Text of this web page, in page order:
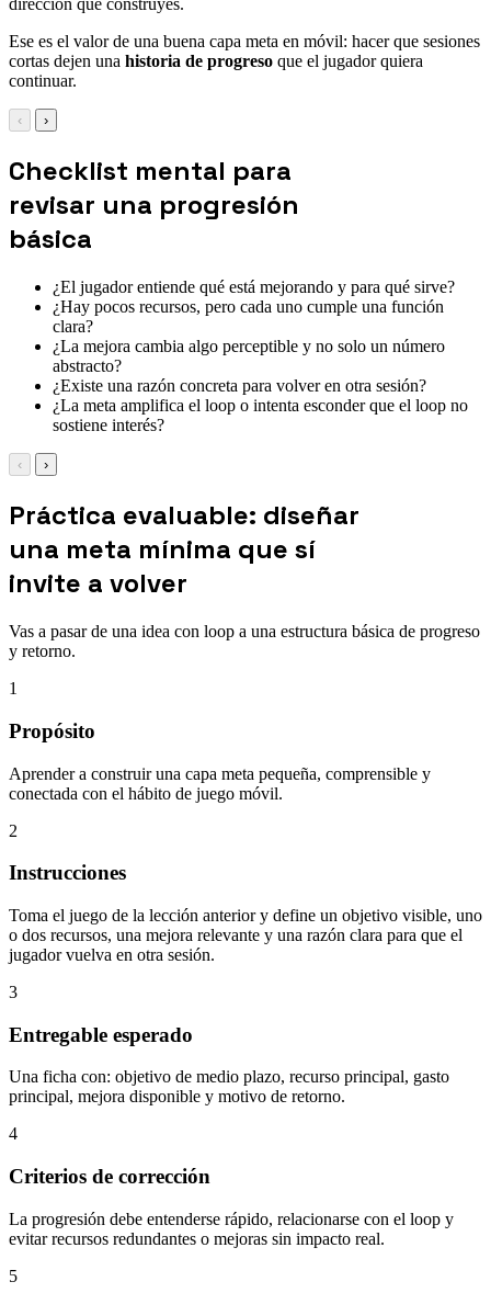
dirección que construyes.
Ese es el valor de una buena capa meta en móvil: hacer que sesiones
cortas dejen una historia de progreso que el jugador quiera
continuar.
‹ ›
Checklist mental para
revisar una progresión
básica
¿El jugador entiende qué está mejorando y para qué sirve?
¿Hay pocos recursos, pero cada uno cumple una función
clara?
¿La mejora cambia algo perceptible y no solo un número
abstracto?
¿Existe una razón concreta para volver en otra sesión?
¿La meta amplifica el loop o intenta esconder que el loop no
sostiene interés?
‹ ›
Práctica evaluable: diseñar
una meta mínima que sí
invite a volver
Vas a pasar de una idea con loop a una estructura básica de progreso
y retorno.
1
Propósito
Aprender a construir una capa meta pequeña, comprensible y
conectada con el hábito de juego móvil.
2
Instrucciones
Toma el juego de la lección anterior y define un objetivo visible, uno
o dos recursos, una mejora relevante y una razón clara para que el
jugador vuelva en otra sesión.
3
Entregable esperado
Una ficha con: objetivo de medio plazo, recurso principal, gasto
principal, mejora disponible y motivo de retorno.
4
Criterios de corrección
La progresión debe entenderse rápido, relacionarse con el loop y
evitar recursos redundantes o mejoras sin impacto real.
5